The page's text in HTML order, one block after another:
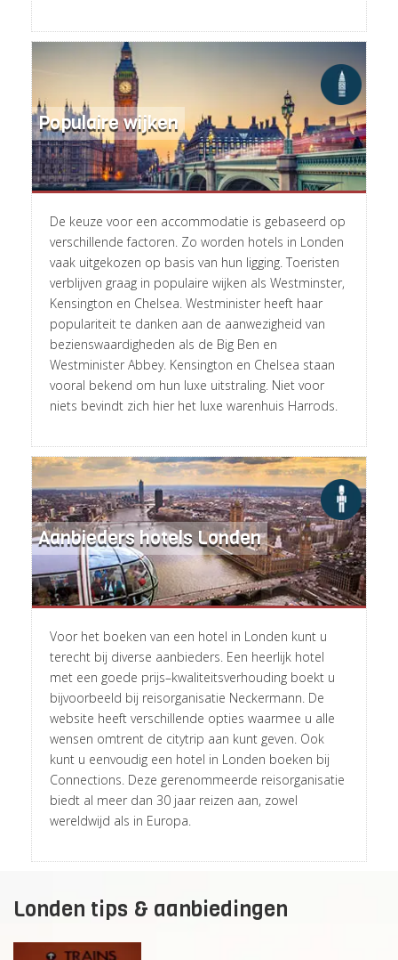
Populaire wijken
De keuze voor een accommodatie is gebaseerd op
verschillende factoren. Zo worden hotels in Londen
vaak uitgekozen op basis van hun ligging. Toeristen
verblijven graag in populaire wijken als Westminster,
Kensington en Chelsea. Westminister heeft haar
populariteit te danken aan de aanwezigheid van
bezienswaardigheden als de Big Ben en
Westminister Abbey. Kensington en Chelsea staan
vooral bekend om hun luxe uitstraling. Niet voor
niets bevindt zich hier het luxe warenhuis Harrods.
rolex
replica
for
sale
rolex
replica
watches
replica
rolex
Aanbieders hotels Londen
Voor het boeken van een hotel in Londen kunt u
terecht bij diverse aanbieders. Een heerlijk hotel
met een goede prijs–kwaliteitsverhouding boekt u
bijvoorbeeld bij reisorganisatie Neckermann. De
website heeft verschillende opties waarmee u alle
wensen omtrent de citytrip aan kunt geven. Ook
kunt u eenvoudig een hotel in Londen boeken bij
Connections. Deze gerenommeerde reisorganisatie
biedt al meer dan 30 jaar reizen aan, zowel
wereldwijd als in Europa.
Londen tips & aanbiedingen